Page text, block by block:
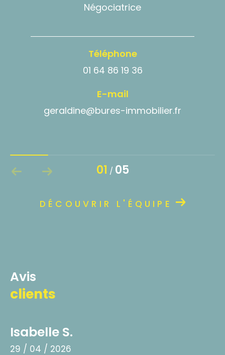
Négociatrice
Téléphone
01 64 86 19 36
E-mail
geraldine@bures-immobilier.fr
01 / 05
DÉCOUVRIR L'ÉQUIPE
avis
clients
Isabelle S.
29 / 04 / 2026